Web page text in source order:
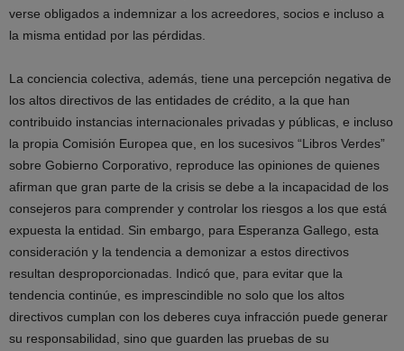
verse obligados a indemnizar a los acreedores, socios e incluso a
la misma entidad por las pérdidas.
La conciencia colectiva, además, tiene una percepción negativa de
los altos directivos de las entidades de crédito, a la que han
contribuido instancias internacionales privadas y públicas, e incluso
la propia Comisión Europea que, en los sucesivos “Libros Verdes”
sobre Gobierno Corporativo, reproduce las opiniones de quienes
afirman que gran parte de la crisis se debe a la incapacidad de los
consejeros para comprender y controlar los riesgos a los que está
expuesta la entidad. Sin embargo, para Esperanza Gallego, esta
consideración y la tendencia a demonizar a estos directivos
resultan desproporcionadas. Indicó que, para evitar que la
tendencia continúe, es imprescindible no solo que los altos
directivos cumplan con los deberes cuya infracción puede generar
su responsabilidad, sino que guarden las pruebas de su